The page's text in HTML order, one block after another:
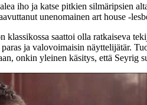
iho ja katse pitkien silmäripsien
unenomainen art house
klassikossa saattoi olla ratkaiseva
ja valovoimaisin näyttelijätär.
onkin yleinen käsitys, että Seyrig